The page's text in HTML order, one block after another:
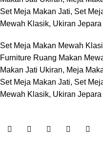
Set Meja Makan Mewah
Furniture Ruang Makan
Makan Jati Ukiran, Meja
Set Meja Makan Jati, Set
Mewah Klasik, Ukiran Jepara